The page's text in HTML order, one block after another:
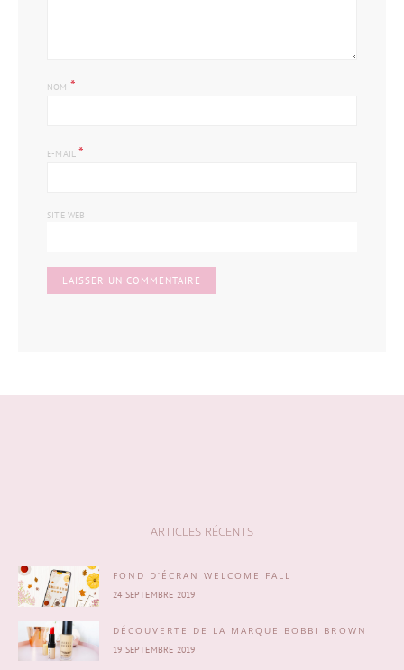
NOM *
E-MAIL*
SITE WEB
ARTICLES RÉCENTS
FOND D’ÉCRAN WELCOME FALL
24 SEPTEMBRE 2019
DÉCOUVERTE DE LA MARQUE BOBBI BROWN
19 SEPTEMBRE 2019